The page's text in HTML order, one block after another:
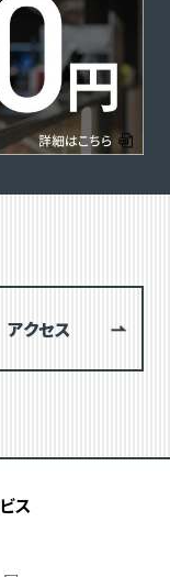
アクセス
ス